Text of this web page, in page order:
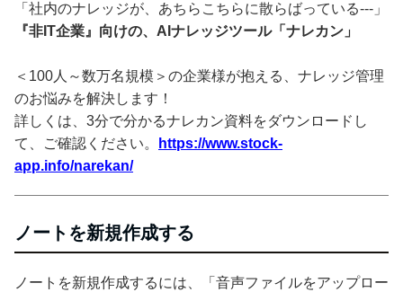
「社内のナレッジが、あちらこちらに散らばっている---」
『非IT企業』向けの、AIナレッジツール「ナレカン」
＜100人～数万名規模＞の企業様が抱える、ナレッジ管理
のお悩みを解決します！
詳しくは、3分で分かるナレカン資料をダウンロードし
て、ご確認ください。
https://www.stock-
app.info/narekan/
ノートを新規作成する
ノートを新規作成するには、「音声ファイルをアップロー